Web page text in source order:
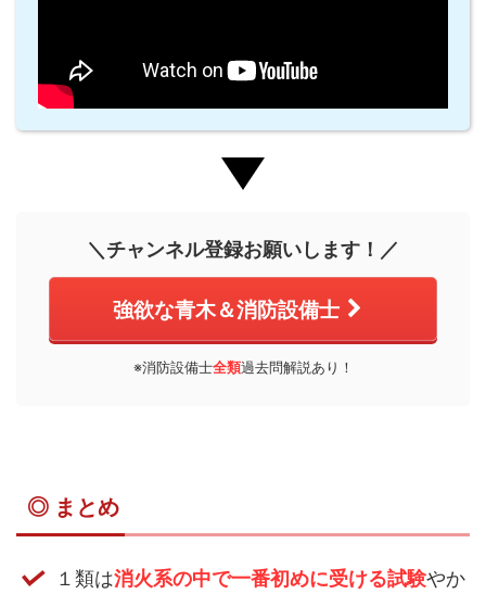
＼チャンネル登録お願いします！／
強欲な青木＆消防設備士
※消防設備士全類過去問解説あり！
◎ まとめ
１類は消火系の中で一番初めに受ける試験やか